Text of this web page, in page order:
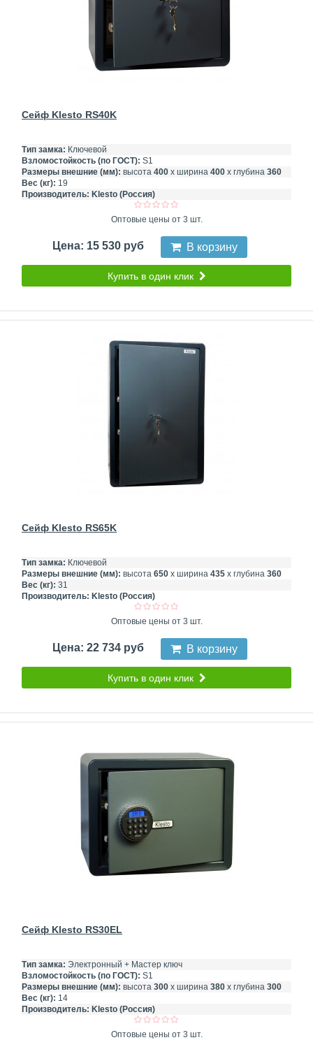
Сейф Klesto RS40K
Тип замка: Ключевой
Взломостойкость (по ГОСТ): S1
Размеры внешние (мм): высота 400 х ширина 400 х глубина 360
Вес (кг): 19
Производитель: Klesto (Россия)
Оптовые цены от 3 шт.
Цена: 15 530 руб В корзину
Купить в один клик
Сейф Klesto RS65K
Тип замка: Ключевой
Размеры внешние (мм): высота 650 х ширина 435 х глубина 360
Вес (кг): 31
Производитель: Klesto (Россия)
Оптовые цены от 3 шт.
Цена: 22 734 руб В корзину
Купить в один клик
Сейф Klesto RS30EL
Тип замка: Электронный + Мастер ключ
Взломостойкость (по ГОСТ): S1
Размеры внешние (мм): высота 300 х ширина 380 х глубина 300
Вес (кг): 14
Производитель: Klesto (Россия)
Оптовые цены от 3 шт.